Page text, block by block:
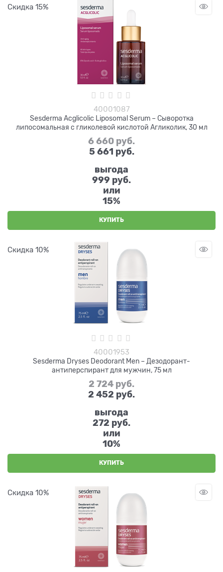
Скидка 15%
40001087
Sesderma Acglicolic Liposomal Serum – Сыворотка
липосомальная с гликолевой кислотой Агликолик, 30 мл
6 660 руб.
5 661 руб.
выгода
999 руб.
или
15%
КУПИТЬ
Скидка 10%
40001953
Sesderma Dryses Deodorant Men – Дезодорант-
антиперспирант для мужчин, 75 мл
2 724 руб.
2 452 руб.
выгода
272 руб.
или
10%
КУПИТЬ
Скидка 10%